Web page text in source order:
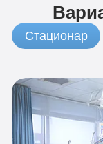
Стационар